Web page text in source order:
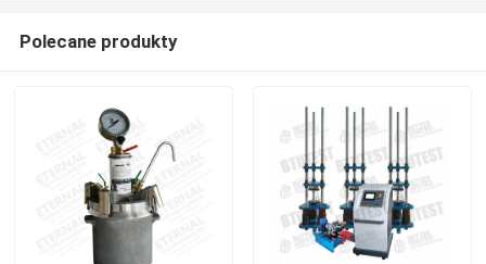
Polecane produkty